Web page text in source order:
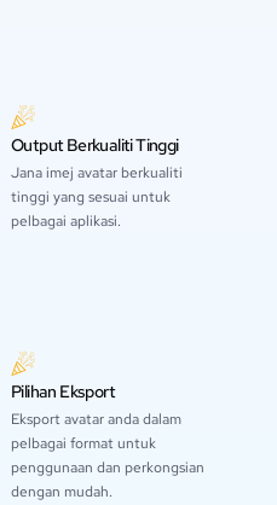
Output Berkualiti Tinggi
Jana imej avatar berkualiti
tinggi yang sesuai untuk
pelbagai aplikasi.
Pilihan Eksport
Eksport avatar anda dalam
pelbagai format untuk
penggunaan dan perkongsian
dengan mudah.